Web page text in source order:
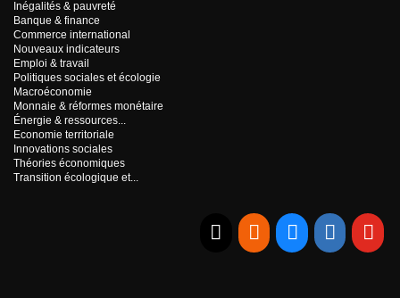
Inégalités & pauvreté
Banque & finance
Commerce international
Nouveaux indicateurs
Emploi & travail
Politiques sociales et écologie
Macroéconomie
Monnaie & réformes monétaire
Énergie & ressources...
Economie territoriale
Innovations sociales
Théories économiques
Transition écologique et...